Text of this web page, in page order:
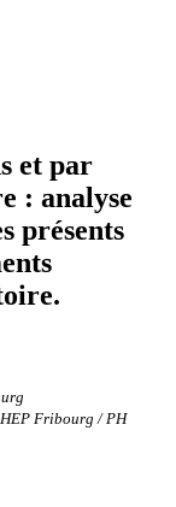
et par
: analyse
présents
HEP Fribourg / PH